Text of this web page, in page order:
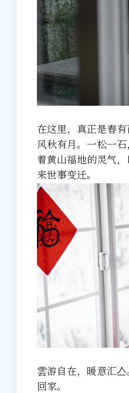
在这里，真正是春
风秋有月。一松一
着黄山福地的灵气
来世事变迁。
雲游自在，暖意汇
回家。